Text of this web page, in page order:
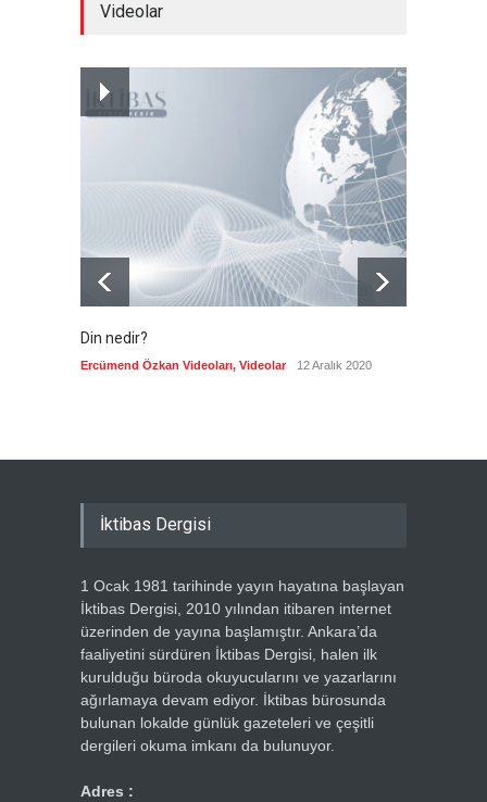
İslam İşbirliği Teşkilatı,
Mekke Anlaşmasını övdü
8 Ağustos 2026
Videolar
Din nedir?
Ercümend Özkan Videoları, Videolar 12 Aralık 2020
İktibas Dergisi
1 Ocak 1981 tarihinde yayın hayatına başlayan
İktibas Dergisi, 2010 yılından itibaren internet
üzerinden de yayına başlamıştır. Ankara’da
faaliyetini sürdüren İktibas Dergisi, halen ilk
kurulduğu büroda okuyucularını ve yazarlarını
ağırlamaya devam ediyor. İktibas bürosunda
bulunan lokalde günlük gazeteleri ve çeşitli
dergileri okuma imkanı da bulunuyor.
Adres :